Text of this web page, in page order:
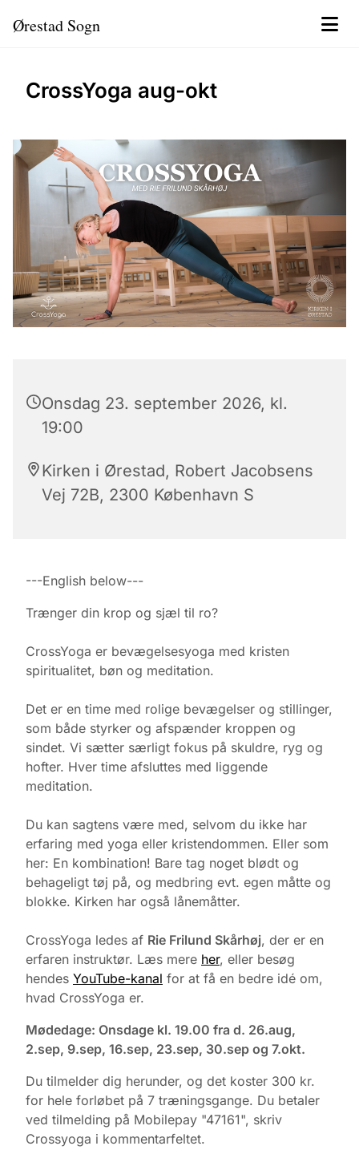
Ørestad Sogn
CrossYoga aug-okt
Onsdag 23. september 2026, kl.
19:00
Kirken i Ørestad, Robert Jacobsens
Vej 72B, 2300 København S
---English below---
Trænger din krop og sjæl til ro?
CrossYoga er bevægelsesyoga med kristen
spiritualitet, bøn og meditation.
Det er en time med rolige bevægelser og stillinger,
som både styrker og afspænder kroppen og
sindet. Vi sætter særligt fokus på skuldre, ryg og
hofter. Hver time afsluttes med liggende
meditation.
Du kan sagtens være med, selvom du ikke har
erfaring med yoga eller kristendommen. Eller som
her: En kombination! Bare tag noget blødt og
behageligt tøj på, og medbring evt. egen måtte og
blokke. Kirken har også lånemåtter.
CrossYoga ledes af Rie Frilund Skårhøj, der er en
erfaren instruktør. Læs mere her, eller besøg
hendes YouTube-kanal for at få en bedre idé om,
hvad CrossYoga er.
Mødedage: Onsdage kl. 19.00 fra d. 26.aug,
2.sep, 9.sep, 16.sep, 23.sep, 30.sep og 7.okt.
Du tilmelder dig herunder, og det koster 300 kr.
for hele forløbet på 7 træningsgange. Du betaler
ved tilmelding på Mobilepay "47161", skriv
Crossyoga i kommentarfeltet.